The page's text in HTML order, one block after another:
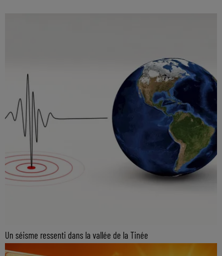
Un séisme ressenti dans la vallée de la Tinée